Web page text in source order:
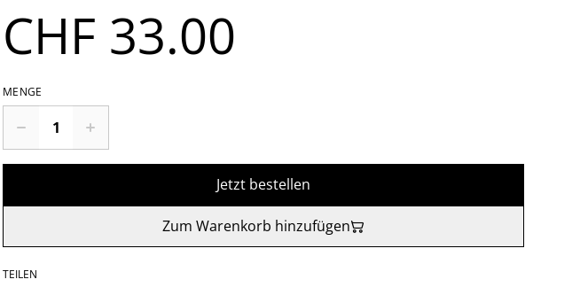
CHF 33.00
MENGE
Jetzt bestellen
Zum Warenkorb hinzufügen
TEILEN